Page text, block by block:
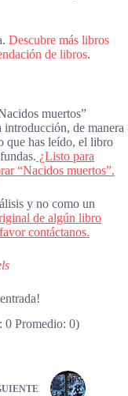
Descubre más libros
de libros.
muertos”
introducción, de manera
que has leído, el libro
¿Listo para
“Nacidos muertos”.
y no como un
de algún libro
contáctanos.
0Promedio: 0)